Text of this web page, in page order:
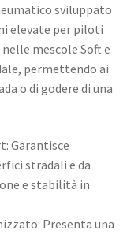
sviluppato
elevate per piloti
mescole Soft e
permettendo ai
o di godere di una
Garantisce
stradali e da
e stabilità in
Presenta una